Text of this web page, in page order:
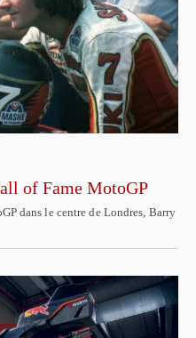
of Fame MotoGP
dans le centre de Londres, Barry